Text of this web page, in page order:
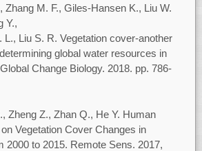
Zhang M. F., Giles-Hansen K., Liu W.
Y.,
L., Liu S. R. Vegetation cover-another
global water resources in
Change Biology. 2018. pp. 786-
Zheng Z., Zhan Q., He Y. Human
Vegetation Cover Changes in
2000 to 2015. Remote Sens. 2017,